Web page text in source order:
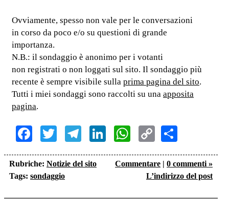
Ovviamente, spesso non vale per le conversazioni
in corso da poco e/o su questioni di grande
importanza.
N.B.: il sondaggio è anonimo per i votanti
non registrati o non loggati sul sito. Il sondaggio più
recente è sempre visibile sulla prima pagina del sito.
Tutti i miei sondaggi sono raccolti su una apposita
pagina.
Facebook
TwitterTelegram
LinkedInWhatsApp
Copy
Link
Rubriche: Notizie del sito
Tags: sondaggio
Commentare | 0 commenti »
L’indirizzo del post